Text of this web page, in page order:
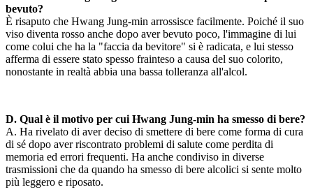
bevuto?
È risaputo che Hwang Jung-min arrossisce facilmente. Poiché il suo
viso diventa rosso anche dopo aver bevuto poco, l'immagine di lui
come colui che ha la "faccia da bevitore" si è radicata, e lui stesso
afferma di essere stato spesso frainteso a causa del suo colorito,
nonostante in realtà abbia una bassa tolleranza all'alcol.
D. Qual è il motivo per cui Hwang Jung-min ha smesso di bere?
A. Ha rivelato di aver deciso di smettere di bere come forma di cura
di sé dopo aver riscontrato problemi di salute come perdita di
memoria ed errori frequenti. Ha anche condiviso in diverse
trasmissioni che da quando ha smesso di bere alcolici si sente molto
più leggero e riposato.